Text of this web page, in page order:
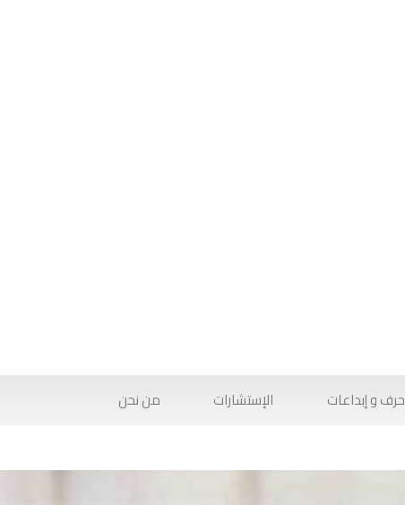
حرف و إبداعات الإستشارات من نحن